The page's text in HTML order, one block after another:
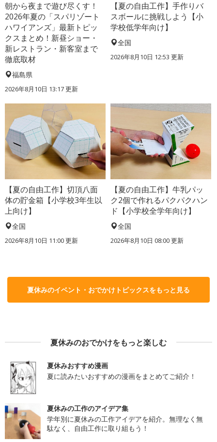
朝から夜まで遊び尽くす！
2026年夏の「スパリゾート
ハワイアンズ」最新トピッ
クスまとめ！新昼ショー・
新レストラン・新客室まで
徹底取材
福島県
2026年8月10日 13:17更新
【夏の自由工作】手作りバ
スボールに挑戦しよう【小
学校低学年向け】
全国
2026年8月10日 12:53 更新
【夏の自由工作】切頂八面
体の貯金箱【小学校3年生以
上向け】
全国
2026年8月10日 11:00更新
【夏の自由工作】牛乳パッ
ク2個で作れるパクパクハン
ド【小学校全学年向け】
全国
2026年8月10日 08:00更新
夏休みのイベント・おでかけトピックスをもっと見る
夏休みのおでかけをもっと楽しむ
夏休みおすすめ漫画
夏に読みたいおすすめの漫画をまとめてご紹介！
夏休みの工作のアイデア集
学年別に夏休みの工作アイデアを紹介。無理なく無
駄なく、自由工作に取り組もう！